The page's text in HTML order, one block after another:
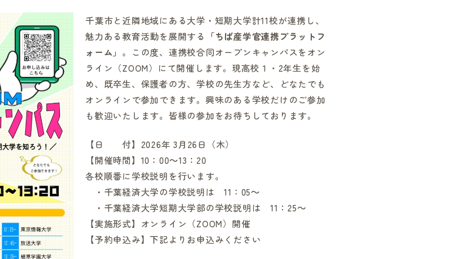
千葉市と近隣地域にある大学・短期大学計11校が連携し、
魅力ある教育活動を展開する
「ちば産学官連携プラットフ
ォーム」 。この度、連携校合同オープンキャンパスをオン
ライン（ZOOM）にて開催します。現高校１・2年生を始
め、既卒生、保護者の方、学校の先生方など、どなたでも
オンラインで参加できます。興味のある学校だけのご参加
も歓迎いたします。皆様の参加をお待ちしております。
【日 付】2026年 3月26日（木）
【開催時間】10：00～13：20
各校順番に学校説明を行います。
・千葉経済大学の学校説明は 11：05～
・千葉経済大学短期大学部の学校説明は 11：25～
【実施形式】オンライン（ZOOM）開催
【予約申込み】下記よりお申込みください